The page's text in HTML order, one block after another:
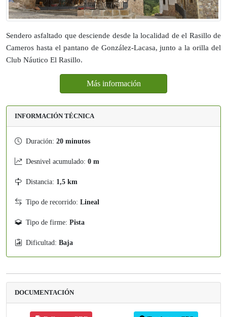
Sendero asfaltado que desciende desde la localidad de el Rasillo de
Cameros hasta el pantano de González-Lacasa, junto a la orilla del
Club Náutico El Rasillo.
Más información
INFORMACIÓN TÉCNICA
Duración: 20 minutos
Desnivel acumulado: 0 m
Distancia: 1,5 km
Tipo de recorrido: Lineal
Tipo de firme: Pista
Dificultad: Baja
DOCUMENTACIÓN